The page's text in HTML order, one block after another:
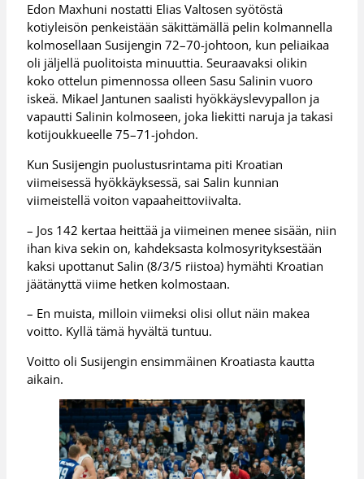
Edon Maxhuni nostatti Elias Valtosen syötöstä
kotiyleisön penkeistään säkittämällä pelin kolmannella
kolmosellaan Susijengin 72–70-johtoon, kun peliaikaa
oli jäljellä puolitoista minuuttia. Seuraavaksi olikin
koko ottelun pimennossa olleen Sasu Salinin vuoro
iskeä. Mikael Jantunen saalisti hyökkäyslevypallon ja
vapautti Salinin kolmoseen, joka liekitti naruja ja takasi
kotijoukkueelle 75–71-johdon.
Kun Susijengin puolustusrintama piti Kroatian
viimeisessä hyökkäyksessä, sai Salin kunnian
viimeistellä voiton vapaaheittoviivalta.
– Jos 142 kertaa heittää ja viimeinen menee sisään, niin
ihan kiva sekin on, kahdeksasta kolmosyrityksestään
kaksi upottanut Salin (8/3/5 riistoa) hymähti Kroatian
jäätänyttä viime hetken kolmostaan.
– En muista, milloin viimeksi olisi ollut näin makea
voitto. Kyllä tämä hyvältä tuntuu.
Voitto oli Susijengin ensimmäinen Kroatiasta kautta
aikain.